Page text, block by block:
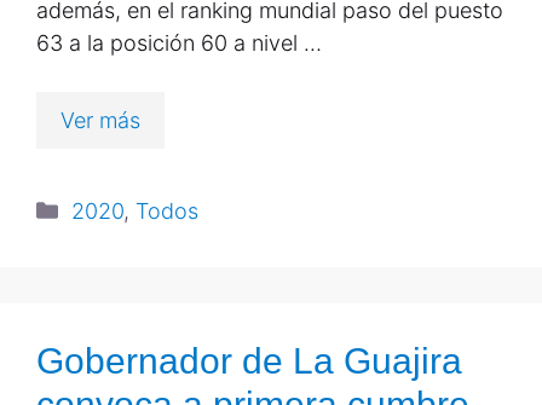
además, en el ranking mundial paso del puesto
63 a la posición 60 a nivel …
Ver más
2020, Todos
Gobernador de La Guajira